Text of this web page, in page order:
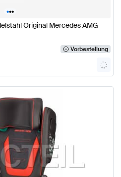
•••
Original Mercedes AMG
Vorbestellung